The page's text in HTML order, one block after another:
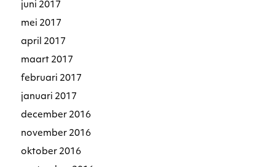
juni 2017
mei 2017
april 2017
maart 2017
februari 2017
januari 2017
december 2016
november 2016
oktober 2016